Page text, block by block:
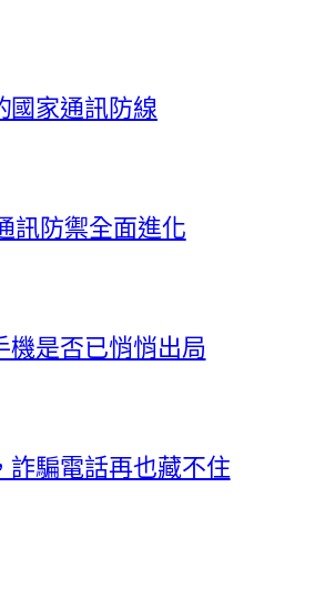
國家通訊防線
訊防禦全面進化
機是否已悄悄出局
詐騙電話再也藏不住